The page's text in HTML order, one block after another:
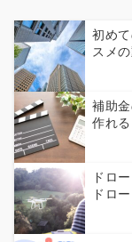
初め
スメ
補助
作れ
ドロ
ドロ